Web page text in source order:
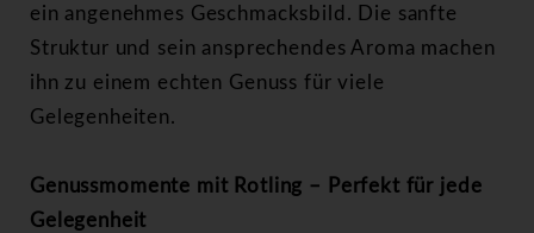
ein angenehmes Geschmacksbild. Die sanfte
Struktur und sein ansprechendes Aroma machen
ihn zu einem echten Genuss für viele
Gelegenheiten.
Genussmomente mit Rotling – Perfekt für jede
Gelegenheit